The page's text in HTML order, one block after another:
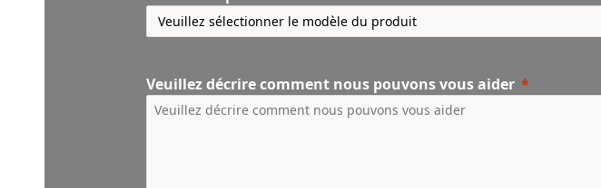
Veuillez décrire comment nous pouvons vous aider